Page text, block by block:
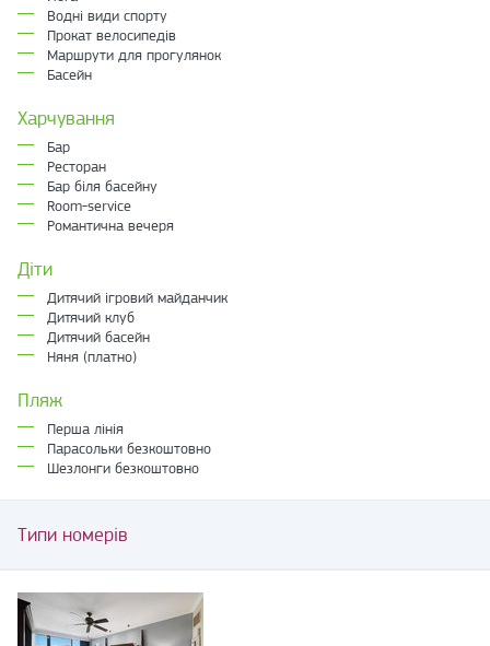
Водні види спорту
Прокат велосипедів
Маршрути для прогулянок
Басейн
Харчування
Бар
Ресторан
Бар біля басейну
Room-service
Романтична вечеря
Діти
Дитячий ігровий майданчик
Дитячий клуб
Дитячий басейн
Няня (платно)
Пляж
Перша лінія
Парасольки безкоштовно
Шезлонги безкоштовно
Типи номерів